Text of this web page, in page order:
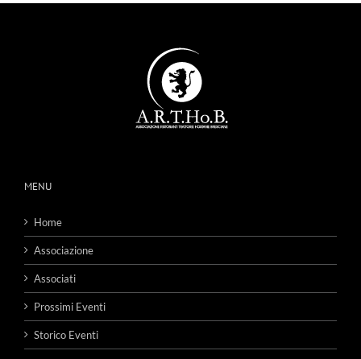
MENU
Home
Associazione
Associati
Prossimi Eventi
Storico Eventi